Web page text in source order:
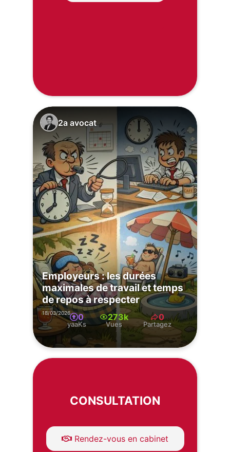
18/03/2026
2a avocat
Employeurs : les durées
maximales de travail et temps
de repos à respecter
0
yaaKs
273k
Vues
0
Partagez
CONSULTATION
Rendez-vous en cabinet